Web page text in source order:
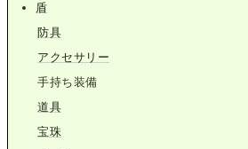
盾
防具
アクセサリー
手持ち装備
道具
宝珠